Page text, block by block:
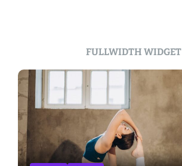
FULLWIDTH WIDGET